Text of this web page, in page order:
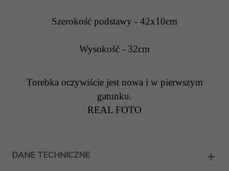
Szerokość podstawy - 42x10cm
Wysokość - 32cm
Torebka oczywiście jest nowa i w pierwszym
gatunku.
REAL FOTO
DANE TECHNICZNE